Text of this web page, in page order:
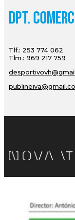
Dpt.
Tlf.: 253 774 062
Tlm.: 969 217 759